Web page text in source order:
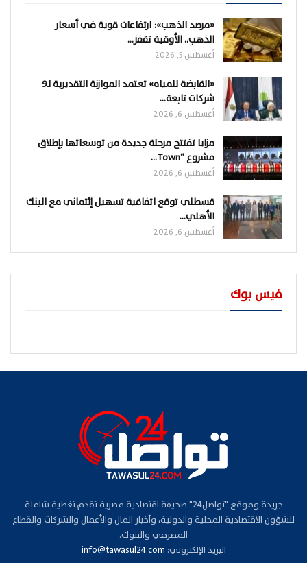
«مرصد الذهب»: ارتفاعات قوية في أسعار
الذهب.. الأوقية تقفز…
أغسطس 5, 2026
«القابضة للمياه» تعتمد الموازنة التقديرية لـ9
شركات تابعة…
أغسطس 6, 2026
مزايا تفتتح مرحلة جديدة من توسعاتها بإطلاق
مشروع “Town…
أغسطس 6, 2026
قسطلي توقع اتفاقية تسهيل إئتماني مع البنك
الأهلي…
أغسطس 6, 2026
فيس بوك
جريدة وموقع "تواصل24" صحيفة اقتصادية مصرية تقدم تغطية شاملة
للشؤون الاقتصادية المحلية والدولية، وأخبار المال والأعمال والشركات والقطاع
المصرفي والبنوك.
البريد الإلكتروني: info@tawasul24.com